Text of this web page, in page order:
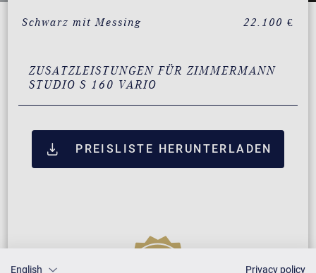
Schwarz mit Messing 22.100 €
ZUSATZLEISTUNGEN FÜR ZIMMERMANN
STUDIO S 160 VARIO
PREISLISTE HERUNTERLADEN
English
Privacy policy